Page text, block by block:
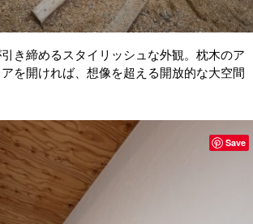
き締めるスタイリッシュな外観。枕木のア
を開ければ、想像を超える開放的な大空間
Save